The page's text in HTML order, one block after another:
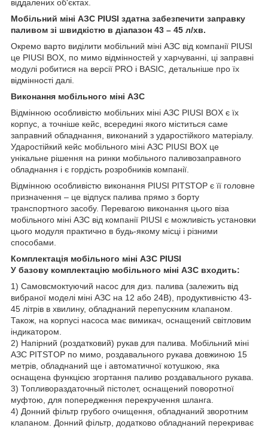
віддалених об'єктах.
Мобільний міні АЗС PIUSI здатна забезпечити заправку
паливом зі швидкістю в діапазон 43 – 45 л/хв.
Окремо варто виділити мобільний міні АЗС від компанії PIUSI
це PIUSI BOX, по мимо відмінностей у харчуванні, ці заправні
модулі робитися на версії PRO і BASIC, детальніше про їх
відмінності далі.
Виконання мобільного міні АЗС
Відмінною особливістю мобільних міні АЗС PIUSI BOX є їх
корпус, а точніше кейс, всередині якого міститься саме
заправний обладнання, виконаний з ударостійкого матеріалу.
Ударостійкий кейс мобільного міні АЗС PIUSI BOX це
унікальне рішення на ринки мобільного паливозаправного
обладнання і є гордість розробників компанії.
Відмінною особливістю виконання PIUSI PITSTOP є її головне
призначення – це відпуск палива прямо з борту
транспортного засобу. Перевагою виконання цього віза
мобільного міні АЗС від компанії PIUSI є можливість установки
цього модуля практично в будь-якому місці і різними
способами.
Комплектація мобільного міні АЗС PIUSI
У базову комплектацію мобільного міні АЗС входить:
1) Самовсмоктуючий насос для диз. палива (залежить від
вибраної моделі міні АЗС на 12 або 24В), продуктивністю 43-
45 літрів в хвилину, обладнаний перепускним клапаном.
Також, на корпусі насоса має вимикач, оснащений світловим
індикатором.
2) Напірний (роздатковий) рукав для палива. Мобільний міні
АЗС PITSTOP по мимо, роздавального рукава довжиною 15
метрів, обладнаний ще і автоматичної котушкою, яка
оснащена функцією згортання паливо роздавального рукава.
3) Топливораздаточный пістолет, оснащений поворотної
муфтою, для попередження перекручення шланга.
4) Донний фільтр грубого очищення, обладнаний зворотним
клапаном. Донний фільтр, додатково обладнаний перекриває